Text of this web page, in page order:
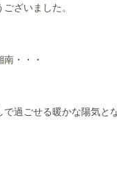
ざいました。
・・・
過ごせる暖かな陽気と